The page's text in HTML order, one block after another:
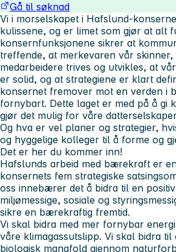
Gå til søknad
Vi i morselskapet i Hafslund-
kulissene, og er limet som gjør at alt
konsernfunksjonene sikrer at
treffende, at merkevaren vår skinner,
medarbeidere trives og utvikles, at
er solid, og at strategiene er klart
konsernet fremover mot en verden i
fornybart. Dette laget er med på å gi
gjør det mulig for våre
Og hva er vel planer og strategier,
og hyggelige kolleger til å forme og
Det er her du kommer inn!
Hafslunds arbeid med bærekraft er
konsernets fem strategiske
oss innebærer det å bidra til en
miljømessige, sosiale og
sikre en bærekraftig fremtid.
Vi skal bidra med mer fornybar
våre klimagassutslipp. Vi skal bidra til
biologisk mangfold gjennom